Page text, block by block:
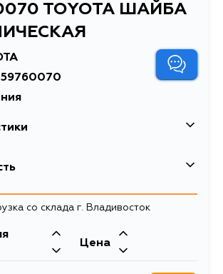
TOYOTA ШАЙБА
ШАЙБА
МЕТАЛЛИЧЕСКАЯ
описание
Двигатель
2UZFE
со склада г. Владивосток
Цена